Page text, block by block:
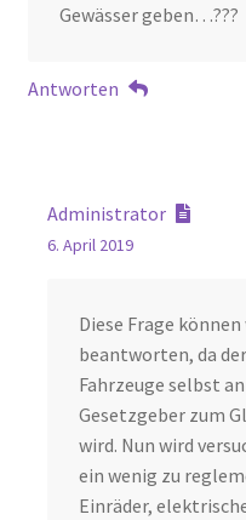
Gewässer geben…???
Antworten
Administrator
6. April 2019
Diese Frage
beantworten, da
Fahrzeuge selbst
Gesetzgeber zum
wird. Nun wird
ein wenig zu
Einräder,